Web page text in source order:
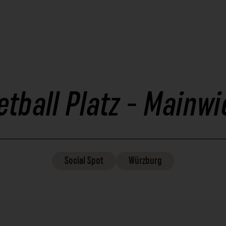
Platz -
SocialSpot Würzburg